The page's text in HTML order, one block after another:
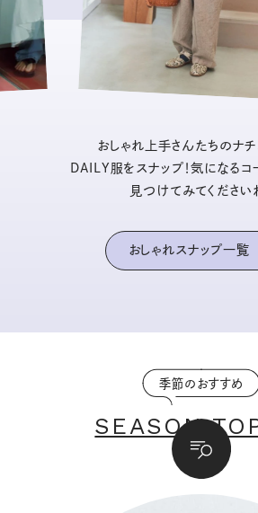
おしゃれ上手さんたちのナ
DAILY服をスナップ！気になるコ
見つけてみてください
おしゃれスナップ一覧
季節のおすすめ
SEASON